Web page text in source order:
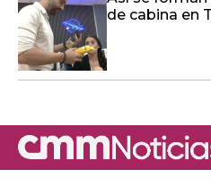
de cabina en